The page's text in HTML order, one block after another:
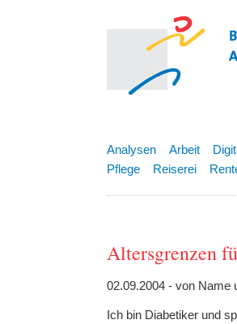
Analysen Arbeit
Pflege
Reiserei
Altersgrenzen
02.09.2004 - von Name
Ich bin Diabetiker und